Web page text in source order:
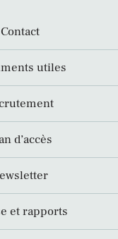
Contact
utiles
d’accès
et rapports